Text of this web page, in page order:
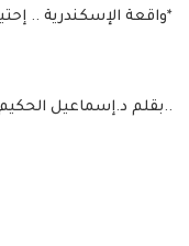
*واقعة الإسكندرية ..
..بقلم د.إسماعيل